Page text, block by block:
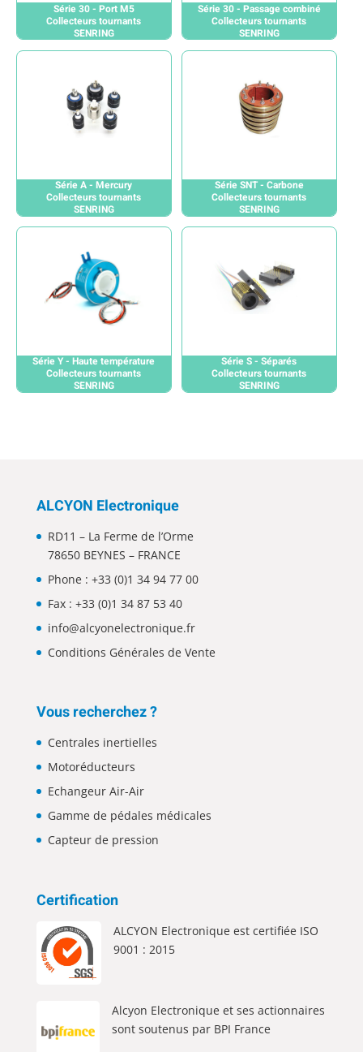
Série 30 - Port M5
Collecteurs tournants
SENRING
Série 30 - Passage combiné
Collecteurs tournants
SENRING
Série A - Mercury
Collecteurs tournants
SENRING
Série SNT - Carbone
Collecteurs tournants
SENRING
Série Y - Haute température
Collecteurs tournants
SENRING
Série S - Séparés
Collecteurs tournants
SENRING
ALCYON Electronique
RD11 – La Ferme de l’Orme
78650 BEYNES – FRANCE
Phone : +33 (0)1 34 94 77 00
Fax : +33 (0)1 34 87 53 40
info@alcyonelectronique.fr
Conditions Générales de Vente
Vous recherchez ?
Centrales inertielles
Motoréducteurs
Echangeur Air-Air
Gamme de pédales médicales
Capteur de pression
Certification
ALCYON Electronique est certifiée ISO
9001 : 2015
Alcyon Electronique et ses actionnaires
sont soutenus par BPI France